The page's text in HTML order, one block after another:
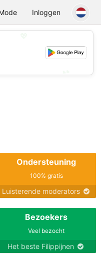
Chat Inloggen
Ondersteuning
100% gratis
Luisterende moderators
Bezoekers
Veel bezocht
Het beste Filippijnen